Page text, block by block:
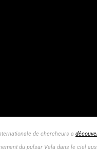
de chercheurs a
du pulsar Vela dans le ciel